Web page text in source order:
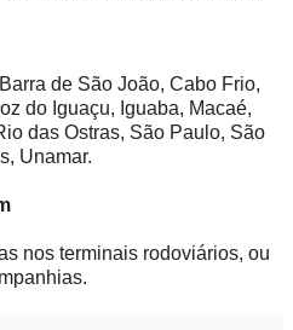
de São João, Cabo Frio,
do Iguaçu, Iguaba, Macaé,
das Ostras, São Paulo, São
Unamar.
nos terminais rodoviários, ou